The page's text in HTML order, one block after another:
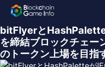
bitFlyerと
を締結ブロックチェー
のトークン上場を目指